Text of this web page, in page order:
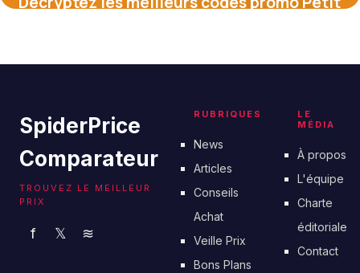
SpiderPrice
Comparateur
TROUVEZ LE MEILLEUR
PRIX
f 𝕏 ≋
RUBRIQUES
News
Articles
Conseils
Achat
Veille Prix
Bons Plans
LE
MÉDIA
À propos
L'équipe
Charte
éditoriale
Contact